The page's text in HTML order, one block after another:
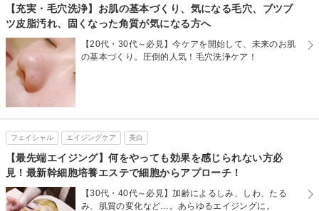
【充実・毛穴洗浄】お肌の基本づくり、気になる毛穴、ブツブ
ツ皮脂汚れ、固くなった角質が気になる方へ
【20代・30代～必見】今ケアを開始して、未来のお肌
の基本づくり。圧倒的人気！毛穴洗浄ケア！
フェイシャル エイジングケア 美白
【最先端エイジング】何をやっても効果を感じられない方必
見！最新幹細胞培養エステで細胞からアプローチ！
【30代・40代～必見】加齢によるしみ、しわ、たる
み、肌質の変化など…。あらゆるエイジングに。